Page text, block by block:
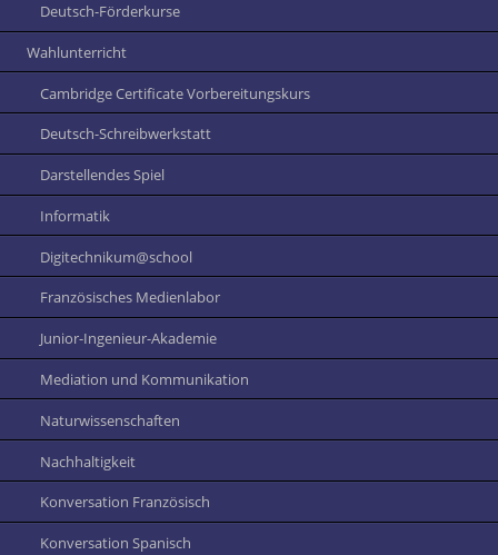
Deutsch-Förderkurse
Wahlunterricht
Cambridge Certificate Vorbereitungskurs
Deutsch-Schreibwerkstatt
Darstellendes Spiel
Informatik
Digitechnikum@school
Französisches Medienlabor
Junior-Ingenieur-Akademie
Mediation und Kommunikation
Naturwissenschaften
Nachhaltigkeit
Konversation Französisch
Konversation Spanisch